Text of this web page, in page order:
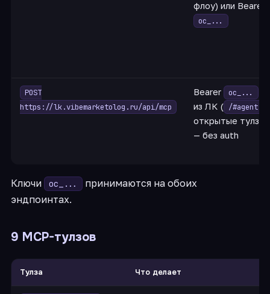
флоу) или Bearer
oc_...
POST
https://lk.vibemarketolog.ru/api/mcp
Bearer
oc_...
из ЛК ( /#agent
открытые тулзы
— без auth
Ключи oc_...
принимаются на обоих
эндпоинтах.
9 MCP-тулзов
Тулза Что делает